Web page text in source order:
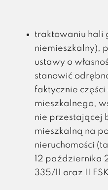
traktowaniu hali
niemieszkalny),
ustawy o
stanowić
faktycznie
mieszkalnego,
nie przestającej
mieszkalną na
nieruchomości
12 października
335/11 oraz II